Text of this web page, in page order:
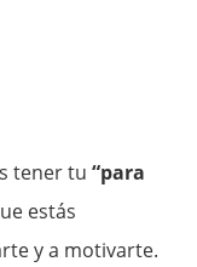
tener tu“para
estás
y a motivarte.